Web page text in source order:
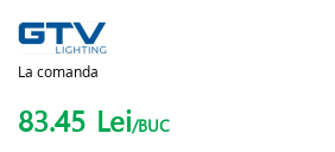
La comanda
83.45 Lei/BUC